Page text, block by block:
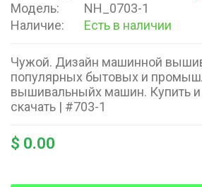
Модель:
NH_0703-1
Наличие:
Есть в наличии
Чужой. Дизайн машинной
популярных бытовых и
вышивальныйх машин. Купить
скачать | #703-1
$ 0.00